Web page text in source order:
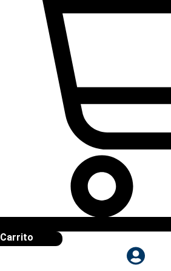
Carrito